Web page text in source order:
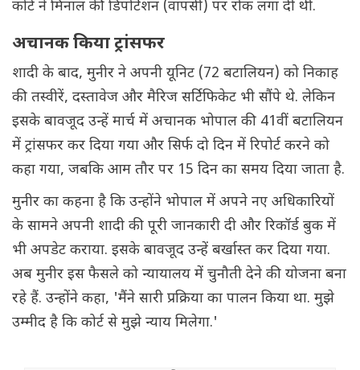
कोर्ट ने मिनाल की डिपोर्टेशन (वापसी) पर रोक लगा दी थी.
अचानक किया ट्रांसफर
शादी के बाद, मुनीर ने अपनी यूनिट (72 बटालियन) को निकाह
की तस्वीरें, दस्तावेज और मैरिज सर्टिफिकेट भी सौंपे थे. लेकिन
इसके बावजूद उन्हें मार्च में अचानक भोपाल की 41वीं बटालियन
में ट्रांसफर कर दिया गया और सिर्फ दो दिन में रिपोर्ट करने को
कहा गया, जबकि आम तौर पर 15 दिन का समय दिया जाता है.
मुनीर का कहना है कि उन्होंने भोपाल में अपने नए अधिकारियों
के सामने अपनी शादी की पूरी जानकारी दी और रिकॉर्ड बुक में
भी अपडेट कराया. इसके बावजूद उन्हें बर्खास्त कर दिया गया.
अब मुनीर इस फैसले को न्यायालय में चुनौती देने की योजना बना
रहे हैं. उन्होंने कहा, 'मैंने सारी प्रक्रिया का पालन किया था. मुझे
उम्मीद है कि कोर्ट से मुझे न्याय मिलेगा.'